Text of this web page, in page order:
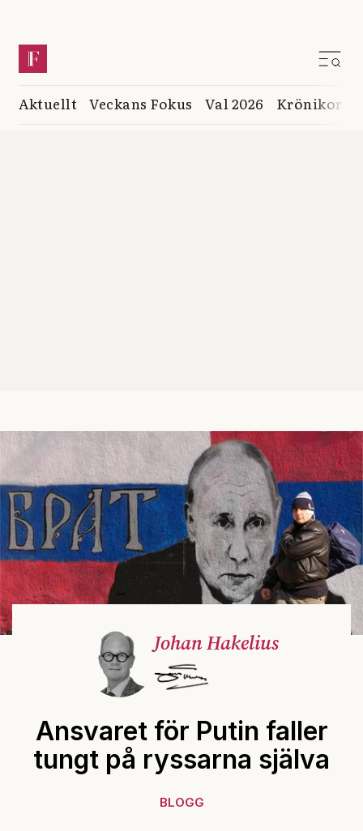
Aktuellt Veckans Fokus Val 2026 Krönikor
Johan Hakelius
Ansvaret för Putin faller
tungt på ryssarna själva
BLOGG